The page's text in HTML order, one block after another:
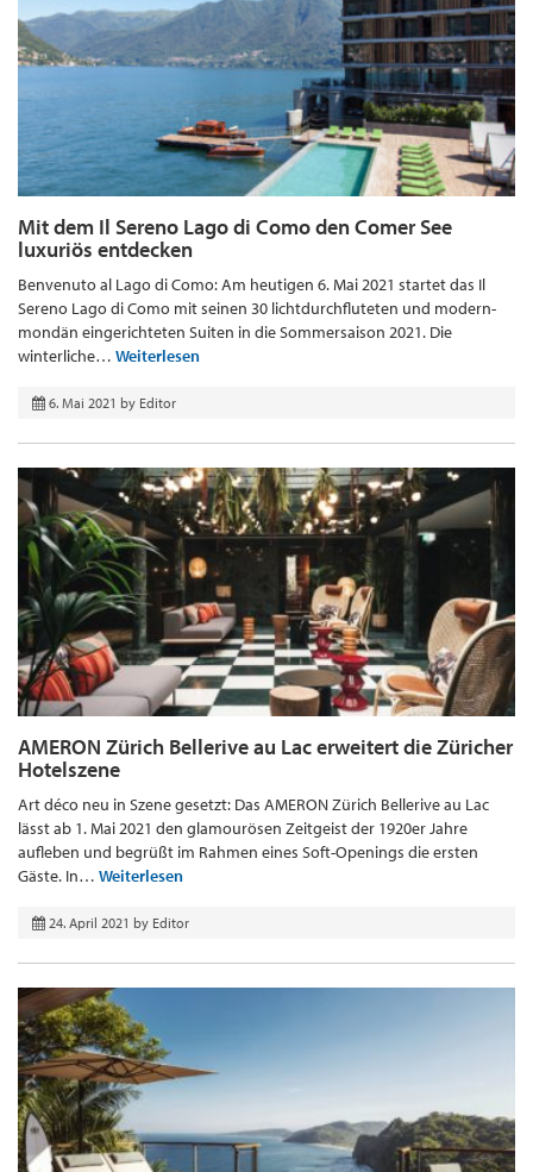
Mit dem Il Sereno Lago di Como den Comer See
luxuriös entdecken
Benvenuto al Lago di Como: Am heutigen 6. Mai 2021 startet das Il
Sereno Lago di Como mit seinen 30 lichtdurchfluteten und modern-
mondän eingerichteten Suiten in die Sommersaison 2021. Die
winterliche… Weiterlesen
6. Mai 2021 by Editor
AMERON Zürich Bellerive au Lac erweitert die Züricher
Hotelszene
Art déco neu in Szene gesetzt: Das AMERON Zürich Bellerive au Lac
lässt ab 1. Mai 2021 den glamourösen Zeitgeist der 1920er Jahre
aufleben und begrüßt im Rahmen eines Soft-Openings die ersten
Gäste. In… Weiterlesen
24. April 2021 by Editor